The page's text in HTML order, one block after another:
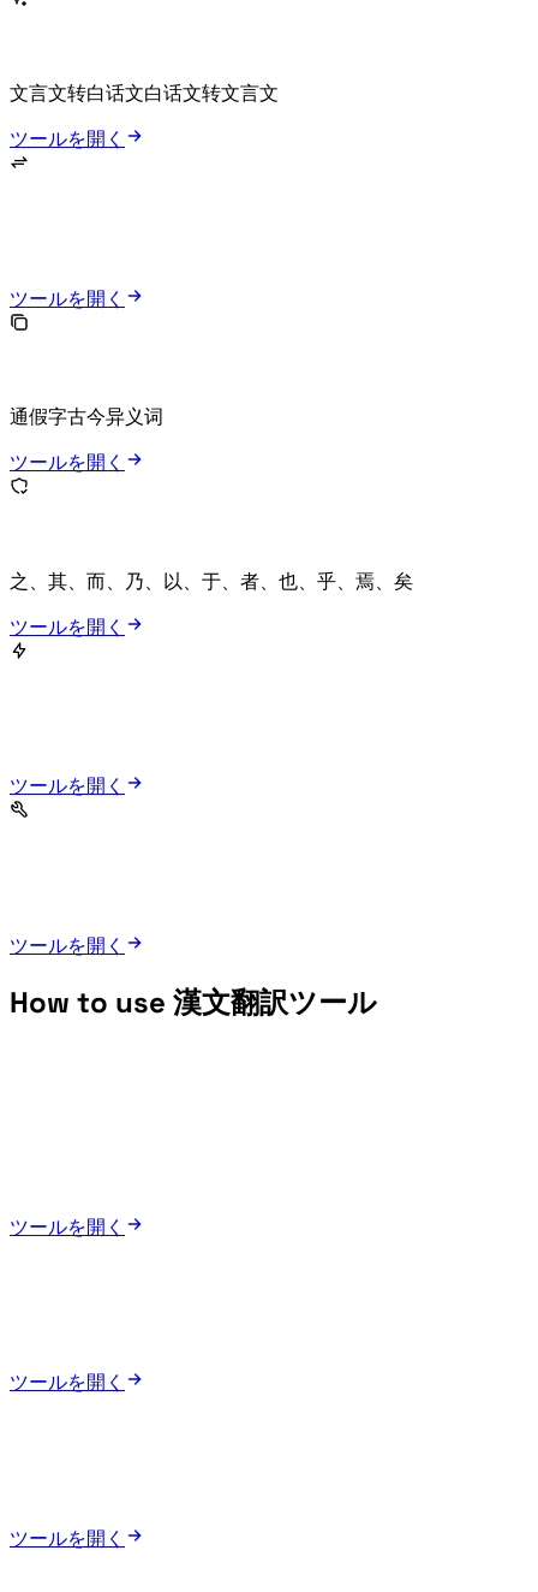
Switch between 文言文转白话文 and 白话文转文言文 style rewriting.
ツールを開く
ツールを開く
Recognize common content words, function words, 通假字, 古今异义词, and fixed expressions from a local dictionary.
ツールを開く
Click 之、其、而、乃、以、于、者、也、乎、焉、矣 to see examples and usage hints.
ツールを開く
ツールを開く
ツールを開く
How to use 漢文翻訳ツール
ツールを開く
ツールを開く
ツールを開く